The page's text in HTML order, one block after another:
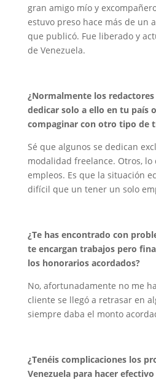
gran amigo mío y
estuvo preso hace más de un
que publicó. Fue liberado y
de Venezuela.
¿Normalmente los
dedicar solo a ello en tu país
compaginar con otro tipo de
Sé que algunos se dedican
modalidad freelance. Otros, lo
empleos. Es que la situación
difícil que un tener un solo
¿Te has encontrado con
te encargan trabajos pero
los honorarios acordados?
No, afortunadamente no me
cliente se llegó a retrasar en
siempre daba el monto
¿Tenéis complicaciones los
Venezuela para hacer